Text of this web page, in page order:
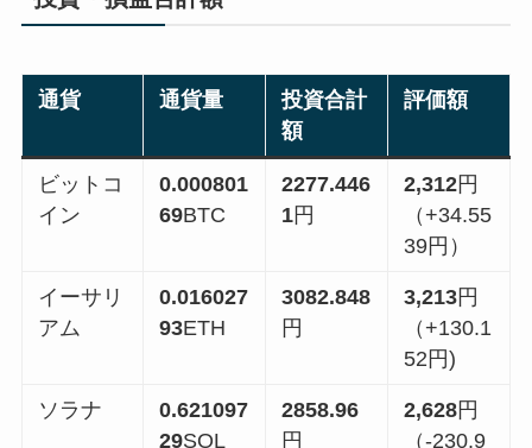
通貨 通貨量
投資合計
額
評価額
ビットコ
イン
0.000801
69BTC
2277.446
1円
2,312円
（+34.55
39円）
イーサリ
アム
0.016027
93ETH
3082.848
円
3,213円
（+130.1
52円)
ソラナ
0.621097
29SOL
2858.96
円
2,628円
（-230.9